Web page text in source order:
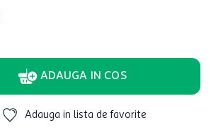
ADAUGA IN COS
Adauga in lista de favorite